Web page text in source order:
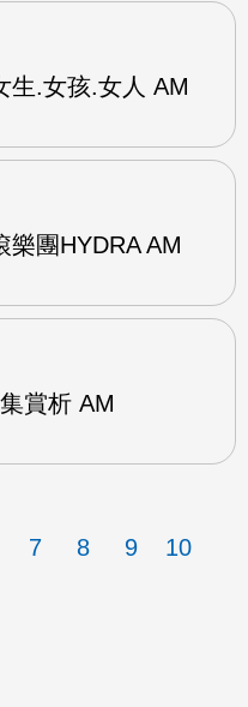
生.女孩.女人 AM
團HYDRA AM
賞析 AM
7 8 9
10